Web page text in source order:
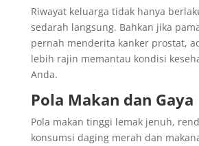
Riwayat keluarga tidak hanya
sedarah langsung. Bahkan jika
pernah menderita kanker prostat,
lebih rajin memantau kondisi
Anda.
Pola Makan dan
Pola makan tinggi lemak jenuh,
konsumsi daging merah dan